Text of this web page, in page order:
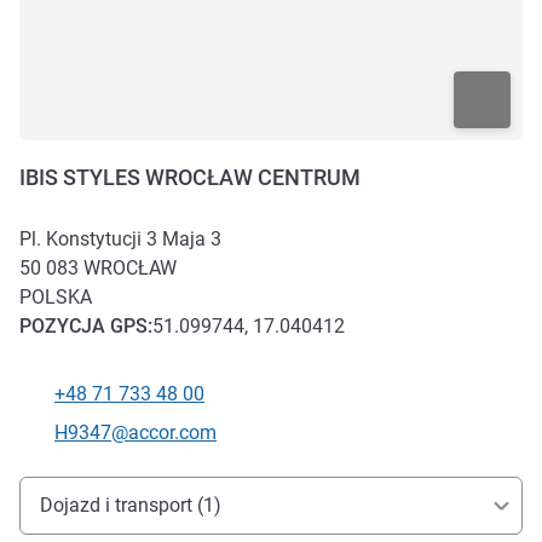
IBIS STYLES WROCŁAW CENTRUM
Pl. Konstytucji 3 Maja 3
50 083 WROCŁAW
POLSKA
POZYCJA GPS:51.099744, 17.040412
Telefon
+48 71 733 48 00
Kontaktowy adres e-mail
H9347@accor.com
Dojazd i transport
Dojazd i transport (1)